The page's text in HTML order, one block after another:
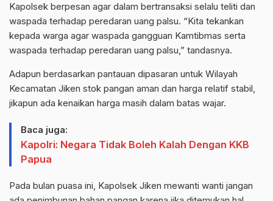
Kapolsek berpesan agar dalam bertransaksi selalu teliti dan
waspada terhadap peredaran uang palsu. “Kita tekankan
kepada warga agar waspada gangguan Kamtibmas serta
waspada terhadap peredaran uang palsu,” tandasnya.
Adapun berdasarkan pantauan dipasaran untuk Wilayah
Kecamatan Jiken stok pangan aman dan harga relatif stabil,
jikapun ada kenaikan harga masih dalam batas wajar.
Baca juga:
Kapolri: Negara Tidak Boleh Kalah Dengan KKB
Papua
Pada bulan puasa ini, Kapolsek Jiken mewanti wanti jangan